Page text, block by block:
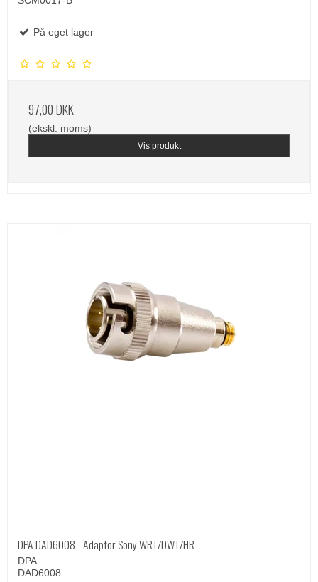
På eget lager
97,00 DKK
(ekskl. moms)
Vis produkt
DPA DAD6008 - Adaptor Sony WRT/DWT/HR
DPA
DAD6008